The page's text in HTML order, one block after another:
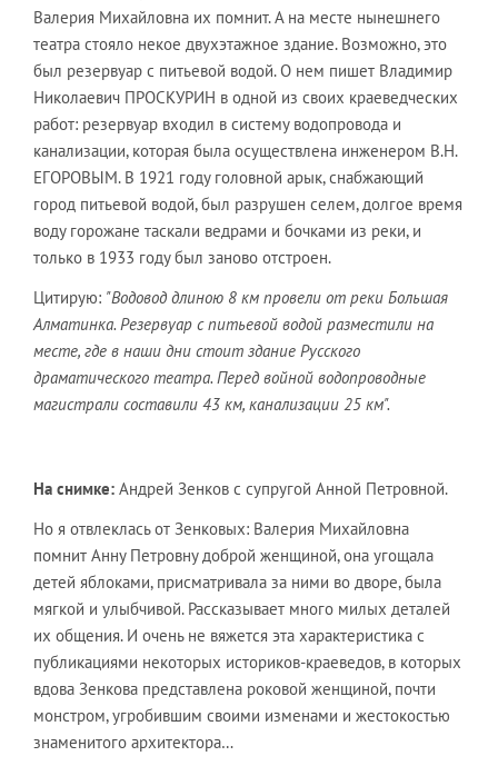
Валерия Михайловна их помнит. А на месте нынешнего
театра стояло некое двухэтажное здание. Возможно, это
был резервуар с питьевой водой. О нем пишет Владимир
Николаевич ПРОСКУРИН в одной из своих краеведческих
работ: резервуар входил в систему водопровода и
канализации, которая была осуществлена инженером В.Н.
ЕГОРОВЫМ. В 1921 году головной арык, снабжающий
город питьевой водой, был разрушен селем, долгое время
воду горожане таскали ведрами и бочками из реки, и
только в 1933 году был заново отстроен.
Цитирую: "Водовод длиною 8 км провели от реки Большая
Алматинка. Резервуар с питьевой водой разместили на
месте, где в наши дни стоит здание Русского
драматического театра. Перед войной водопроводные
магистрали составили 43 км, канализации 25 км".
На снимке: Андрей Зенков с супругой Анной Петровной.
Но я отвлеклась от Зенковых: Валерия Михайловна
помнит Анну Петровну доброй женщиной, она угощала
детей яблоками, присматривала за ними во дворе, была
мягкой и улыбчивой. Рассказывает много милых деталей
их общения. И очень не вяжется эта характеристика с
публикациями некоторых историков-краеведов, в которых
вдова Зенкова представлена роковой женщиной, почти
монстром, угробившим своими изменами и жестокостью
знаменитого архитектора…